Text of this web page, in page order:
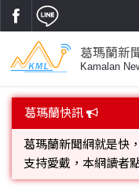
葛瑪蘭新
Kamalan
首頁
蘭陽大代誌
葛瑪蘭快訊
葛瑪蘭新聞網就是快
支持愛戴，本網讀者